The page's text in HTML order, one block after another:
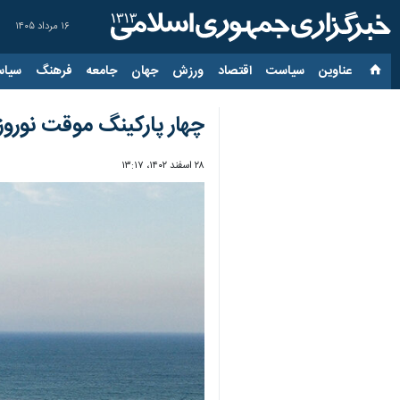
۱۶ مرداد ۱۴۰۵
عناوین‌ سیاست اقتصاد ورزش جهان جامعه فرهنگ
چهار پارکینگ موقت
۲۸ اسفند ۱۴۰۲، ۱۳:۱۷